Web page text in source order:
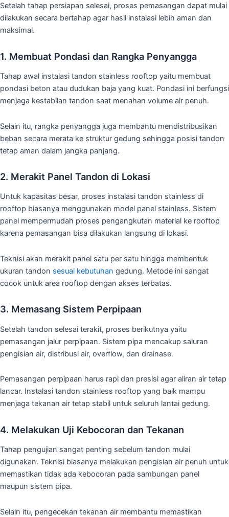
Setelah tahap persiapan selesai, proses pemasangan dapat mulai
dilakukan secara bertahap agar hasil instalasi lebih aman dan
maksimal.
1. Membuat Pondasi dan Rangka Penyangga
Tahap awal instalasi tandon stainless rooftop yaitu membuat
pondasi beton atau dudukan baja yang kuat. Pondasi ini berfungsi
menjaga kestabilan tandon saat menahan volume air penuh.
Selain itu, rangka penyangga juga membantu mendistribusikan
beban secara merata ke struktur gedung sehingga posisi tandon
tetap aman dalam jangka panjang.
2. Merakit Panel Tandon di Lokasi
Untuk kapasitas besar, proses instalasi tandon stainless di
rooftop biasanya menggunakan model panel stainless. Sistem
panel mempermudah proses pengangkutan material ke rooftop
karena pemasangan bisa dilakukan langsung di lokasi.
Teknisi akan merakit panel satu per satu hingga membentuk
ukuran tandon sesuai kebutuhan gedung. Metode ini sangat
cocok untuk area rooftop dengan akses terbatas.
3. Memasang Sistem Perpipaan
Setelah tandon selesai terakit, proses berikutnya yaitu
pemasangan jalur perpipaan. Sistem pipa mencakup saluran
pengisian air, distribusi air, overflow, dan drainase.
Pemasangan perpipaan harus rapi dan presisi agar aliran air tetap
lancar. Instalasi tandon stainless rooftop yang baik mampu
menjaga tekanan air tetap stabil untuk seluruh lantai gedung.
4. Melakukan Uji Kebocoran dan Tekanan
Tahap pengujian sangat penting sebelum tandon mulai
digunakan. Teknisi biasanya melakukan pengisian air penuh untuk
memastikan tidak ada kebocoran pada sambungan panel
maupun sistem pipa.
Selain itu, pengecekan tekanan air membantu memastikan